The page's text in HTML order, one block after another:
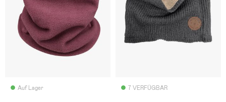
Auf Lager 7 VERFÜGBAR